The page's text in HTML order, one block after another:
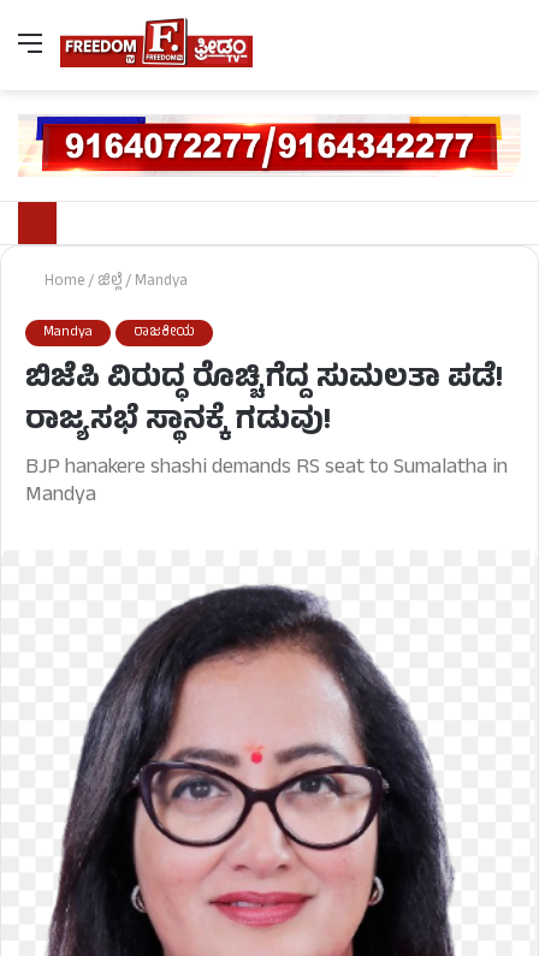
Home/ಜಿಲ್ಲೆ/Mandya
Mandya ರಾಜಕೀಯ
ಬಿಜೆಪಿ ವಿರುದ್ಧ ರೊಚ್ಚಿಗೆದ್ದ ಸುಮಲತಾ ಪಡೆ!
ರಾಜ್ಯಸಭೆ ಸ್ಥಾನಕ್ಕೆ ಗಡುವು!
BJP hanakere shashi demands RS seat to Sumalatha in
Mandya